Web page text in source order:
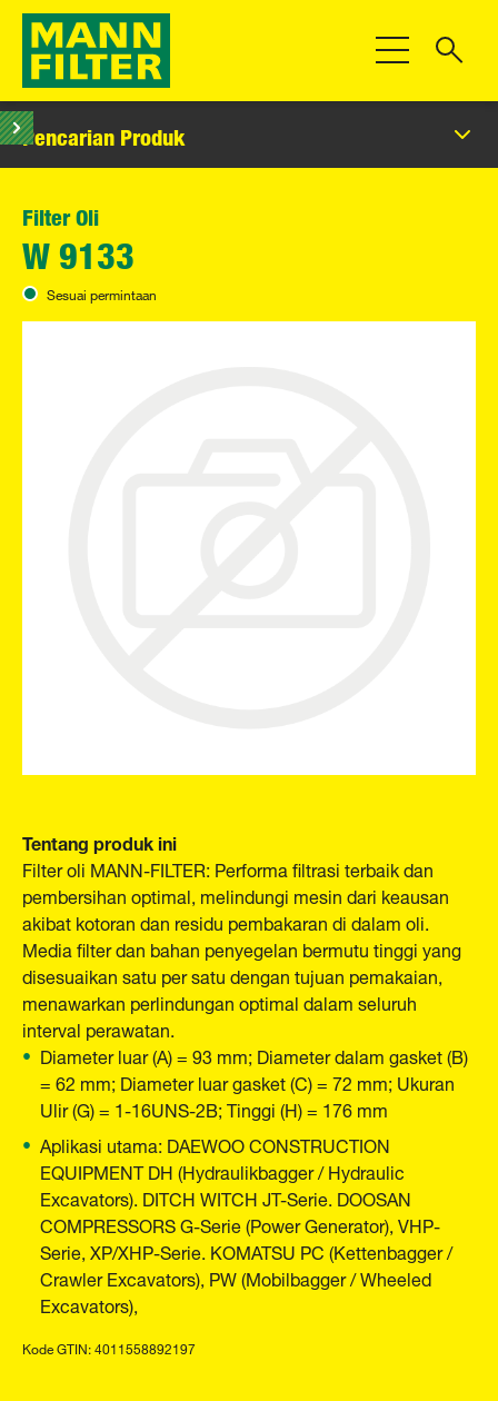
Beralih
Pencarian Produk
Filter Oli
W 9133
Sesuai permintaan
Tentang produk ini
Filter oli MANN-FILTER: Performa filtrasi terbaik dan
pembersihan optimal, melindungi mesin dari keausan
akibat kotoran dan residu pembakaran di dalam oli.
Media filter dan bahan penyegelan bermutu tinggi yang
disesuaikan satu per satu dengan tujuan pemakaian,
menawarkan perlindungan optimal dalam seluruh
interval perawatan.
Diameter luar (A) = 93 mm; Diameter dalam gasket (B)
= 62 mm; Diameter luar gasket (C) = 72 mm; Ukuran
Ulir (G) = 1-16UNS-2B; Tinggi (H) = 176 mm
Aplikasi utama: DAEWOO CONSTRUCTION
EQUIPMENT DH (Hydraulikbagger / Hydraulic
Excavators). DITCH WITCH JT-Serie. DOOSAN
COMPRESSORS G-Serie (Power Generator), VHP-
Serie, XP/XHP-Serie. KOMATSU PC (Kettenbagger /
Crawler Excavators), PW (Mobilbagger / Wheeled
Excavators),
Kode GTIN: 4011558892197